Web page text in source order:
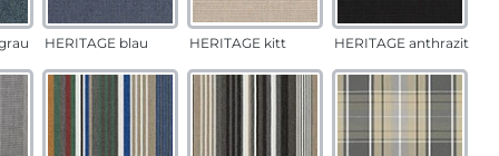
HERITAGE blau HERITAGE kitt HERITAGE anthrazit